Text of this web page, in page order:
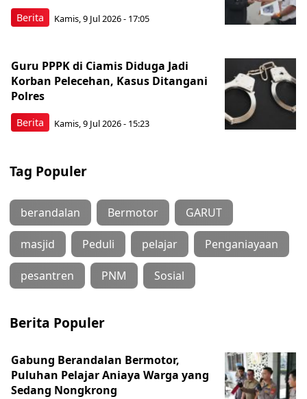
Berita Kamis, 9 Jul 2026 - 17:05
Berita
Guru PPPK di Ciamis Diduga Jadi
Korban Pelecehan, Kasus Ditangani
Polres
Kamis, 9 Jul 2026 - 15:23
Tag Populer
berandalan Bermotor GARUT
masjid Peduli pelajar Penganiayaan
pesantren PNM Sosial
Berita Populer
Gabung Berandalan Bermotor,
Puluhan Pelajar Aniaya Warga yang
Sedang Nongkrong